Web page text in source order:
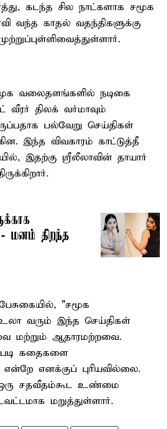
கடந்த சில நாட்களாக சமூக
வந்த காதல் வதந்திகளுக்கு
வலைதளங்களில் நடிகை
வீரர் திலக் வர்மாவும்
பல்வேறு செய்திகள்
இந்த விவகாரம் காட்டுத்தீ
இதற்கு ஸ்ரீலீலாவின் தாயார்
திறந்த
"சமூக
வரும் இந்த செய்திகள்
மற்றும் ஆதாரமற்றவை.
கதைகளை
என்றே எனக்குப் புரியவில்லை.
சதவீதம்கூட உண்மை
மறுத்துள்ளார்.